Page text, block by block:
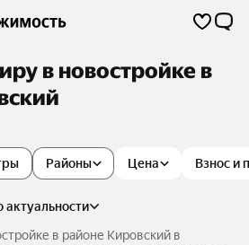
в новостройке в
Цена Взнос и
Районы
актуальности
в районе Кировский в